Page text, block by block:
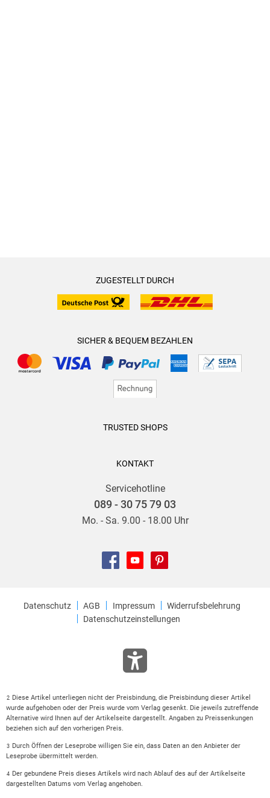
ZUGESTELLT DURCH
SICHER & BEQUEM BEZAHLEN
TRUSTED SHOPS
KONTAKT
Servicehotline
089 - 30 75 79 03
Mo. - Sa. 9.00 - 18.00 Uhr
Datenschutz AGB Impressum
Widerrufsbelehrung
Datenschutzeinstellungen
2 Diese Artikel unterliegen nicht der Preisbindung, die Preisbindung dieser Artikel
wurde aufgehoben oder der Preis wurde vom Verlag gesenkt. Die jeweils zutreffende
Alternative wird Ihnen auf der Artikelseite dargestellt. Angaben zu Preissenkungen
beziehen sich auf den vorherigen Preis.
3 Durch Öffnen der Leseprobe willigen Sie ein, dass Daten an den Anbieter der
Leseprobe übermittelt werden.
4 Der gebundene Preis dieses Artikels wird nach Ablauf des auf der Artikelseite
dargestellten Datums vom Verlag angehoben.